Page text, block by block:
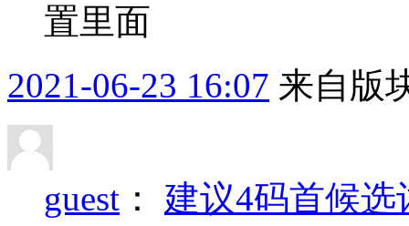
置里面
2021-06-23 16:07 来自版
guest ： 建议4码首候